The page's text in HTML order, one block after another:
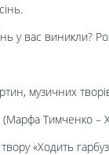
у вас виникли?
музичних
Тимченко –
«Ходить